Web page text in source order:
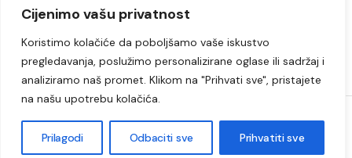
Cijenimo vašu privatnost
Koristimo kolačiće da poboljšamo vaše iskustvo
pregledavanja, poslužimo personalizirane oglase ili sadržaj i
analiziramo naš promet. Klikom na "Prihvati sve", pristajete
na našu upotrebu kolačića.
Prilagodi Odbaciti sve Prihvatiti sve
Lukavac Društvo Crna hronika
Sport
Kultura
Kolumne Slobodno vrijeme